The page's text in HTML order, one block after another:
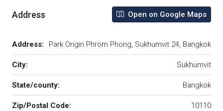
Address Open on Google Maps
Address: Park Origin Phrom Phong, Sukhumvit 24, Bangkok
City: Sukhumvit
State/county: Bangkok
Zip/Postal Code: 10110